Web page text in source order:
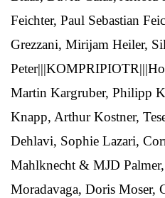
Feichter, Paul Sebastian
Grezzani, Mirijam Heiler,
Martin Kargruber, Philipp
Knapp, Arthur Kostner,
Dehlavi, Sophie Lazari,
Mahlknecht & MJD
Moradavaga, Doris Moser,